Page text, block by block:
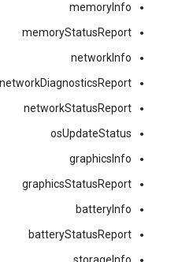
memoryInfo
memoryStatusReport
networkInfo
networkDiagnosticsReport
networkStatusReport
osUpdateStatus
graphicsInfo
graphicsStatusReport
batteryInfo
batteryStatusReport